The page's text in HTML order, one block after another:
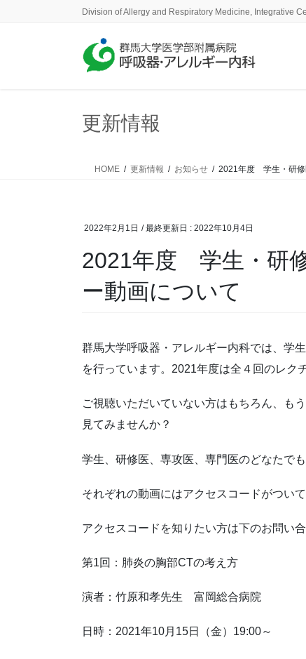
Division of Allergy and Respiratory Medicine, Integrative
更新情報
HOME 更新情報 お知らせ 2021年度 学生・研修
2022年2月1日 / 最終更新日 : 2022年10月4日
2021年度 学生・研
ー動画について
群馬大学呼吸器・アレルギー内科では、学
を行っています。2021年度は全４回のレク
ご視聴いただいていない方はもちろん、も
見てみませんか？
学生、研修医、専攻医、専門医のどなたで
それぞれの動画にはアクセスコードがついて
アクセスコードを知りたい方は下のお問い
第1回：肺炎の胸部CTの考え方
演者：竹原和孝先生 富岡総合病院
日時：2021年10月15日（金）19:00～